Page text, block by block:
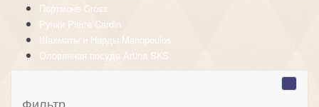
Портмоне Cross
Ручки Pierre Cardin
Шахматы и Нарды Manopoulos
Оловянная посуда Artina SKS